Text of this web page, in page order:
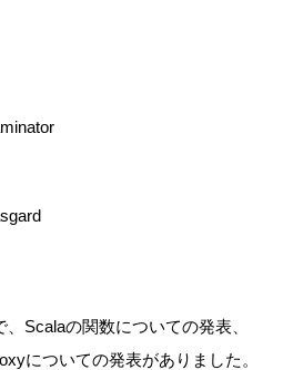
Scalaの関数についての発表、
についての発表がありました。